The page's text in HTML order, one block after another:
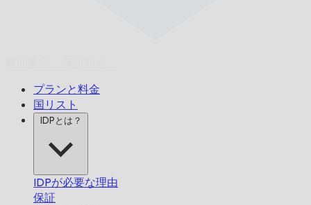
プランと料金
国リスト
IDPとは？
IDPが必要な理由
保証